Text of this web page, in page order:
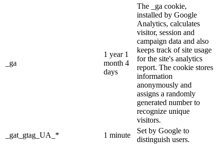
_ga
1 year 1
month 4
days
The _ga cookie,
installed by Google
Analytics, calculates
visitor, session and
campaign data and also
keeps track of site usage
for the site's analytics
report. The cookie stores
information
anonymously and
assigns a randomly
generated number to
recognize unique
visitors.
_gat_gtag_UA_*
1 minute
Set by Google to
distinguish users.